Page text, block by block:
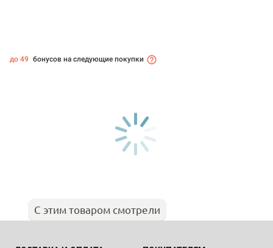
до 49 бонусов на следующие покупки
С этим товаром смотрели